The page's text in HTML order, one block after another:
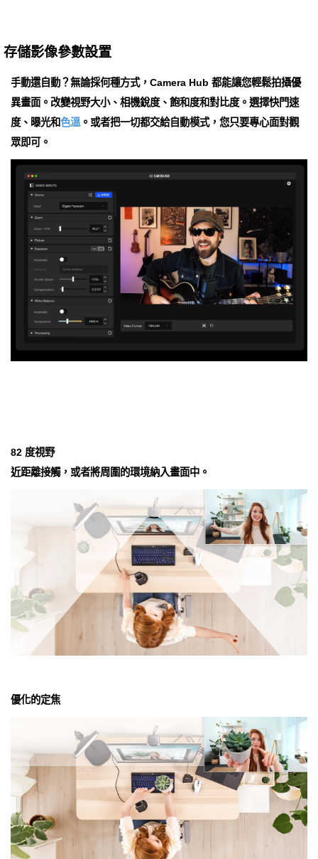
存儲影像參數設置
手動還自動？無論採何種方式，Camera Hub 都能讓您輕鬆拍攝優
異畫面。改變視野大小、相機銳度、飽和度和對比度。選擇快門速
度、曝光和色溫。或者把一切都交給自動模式，您只要專心面對觀
眾即可。
82 度視野
近距離接觸，或者將周圍的環境納入畫面中。
優化的定焦